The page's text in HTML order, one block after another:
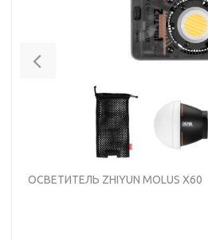
ОСВЕТИТЕЛЬ ZHIYUN MOLUS X60